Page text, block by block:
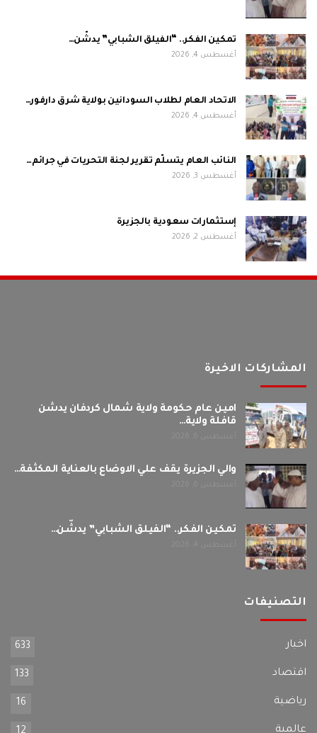
تمكين الفكر.. “الفيلق الشبابي” يدشّن…
أغسطس 4, 2026
الاتحاد العام لطلاب السودانين بولاية شرق دارفور…
أغسطس 4, 2026
النائب العام يتسلّم تقرير لجنة التحريات في جرائم…
أغسطس 3, 2026
إستثمارات سعودية بالجزيرة
أغسطس 2, 2026
المشاركات الاخيرة
امين عام حكومة ولاية شمال كردفان يدشن
قافلة ولاية…
والي الجزيرة يقف علي الاوضاع بالعناية المكثفة…
تمكين الفكر.. “الفيلق الشبابي” يدشّن…
التصنيفات
اخبار 633
اقتصاد 133
رياضية 16
عالمية